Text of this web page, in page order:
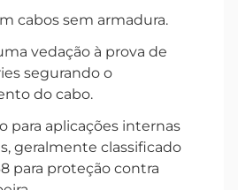
cabos sem armadura.
vedação à prova de
segurando o
do cabo.
para aplicações internas
geralmente classificado
para proteção contra